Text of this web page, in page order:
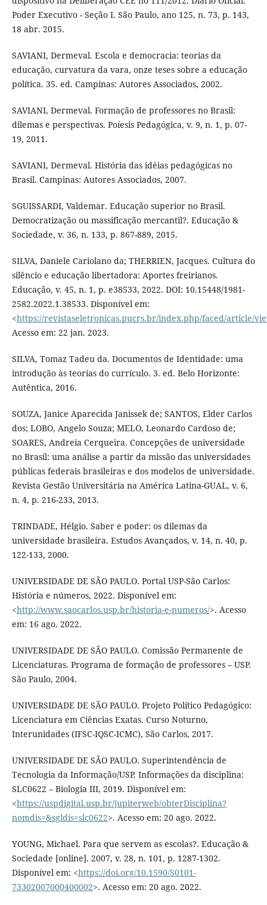
Poder Executivo - Seção I. São Paulo, ano 125, n. 73, p. 143,
18 abr. 2015.
SAVIANI, Dermeval. Escola e democracia: teorias da
educação, curvatura da vara, onze teses sobre a educação
política. 35. ed. Campinas: Autores Associados, 2002.
SAVIANI, Dermeval. Formação de professores no Brasil:
dilemas e perspectivas. Poíesis Pedagógica, v. 9, n. 1, p. 07-
19, 2011.
SAVIANI, Dermeval. História das idéias pedagógicas no
Brasil. Campinas: Autores Associados, 2007.
SGUISSARDI, Valdemar. Educação superior no Brasil.
Democratização ou massificação mercantil?. Educação &
Sociedade, v. 36, n. 133, p. 867-889, 2015.
SILVA, Daniele Cariolano da; THERRIEN, Jacques. Cultura do
silêncio e educação libertadora: Aportes freirianos.
Educação, v. 45, n. 1, p. e38533, 2022. DOI: 10.15448/1981-
2582.2022.1.38533. Disponível em:
<https://revistaseletronicas.pucrs.br/index.php/faced/article/
Acesso em: 22 jan. 2023.
SILVA, Tomaz Tadeu da. Documentos de Identidade: uma
introdução às teorias do currículo. 3. ed. Belo Horizonte:
Autêntica, 2016.
SOUZA, Janice Aparecida Janissek de; SANTOS, Elder Carlos
dos; LOBO, Angelo Souza; MELO, Leonardo Cardoso de;
SOARES, Andreia Cerqueira. Concepções de universidade
no Brasil: uma análise a partir da missão das universidades
públicas federais brasileiras e dos modelos de universidade.
Revista Gestão Universitária na América Latina-GUAL, v. 6,
n. 4, p. 216-233, 2013.
TRINDADE, Hélgio. Saber e poder: os dilemas da
universidade brasileira. Estudos Avançados, v. 14, n. 40, p.
122-133, 2000.
UNIVERSIDADE DE SÃO PAULO. Portal USP-São Carlos:
História e números, 2022. Disponível em:
<http://www.saocarlos.usp.br/historia-e-numeros/>. Acesso
em: 16 ago. 2022.
UNIVERSIDADE DE SÃO PAULO. Comissão Permanente de
Licenciaturas. Programa de formação de professores – USP.
São Paulo, 2004.
UNIVERSIDADE DE SÃO PAULO. Projeto Político Pedagógico:
Licenciatura em Ciências Exatas. Curso Noturno,
Interunidades (IFSC-IQSC-ICMC), São Carlos, 2017.
UNIVERSIDADE DE SÃO PAULO. Superintendência de
Tecnologia da Informação/USP. Informações da disciplina:
SLC0622 – Biologia III, 2019. Disponível em:
<https://uspdigital.usp.br/jupiterweb/obterDisciplina?
nomdis=&sgldis=slc0622>. Acesso em: 20 ago. 2022.
YOUNG, Michael. Para que servem as escolas?. Educação &
Sociedade [online]. 2007, v. 28, n. 101, p. 1287-1302.
Disponível em: <https://doi.org/10.1590/S0101-
73302007000400002>. Acesso em: 20 ago. 2022.